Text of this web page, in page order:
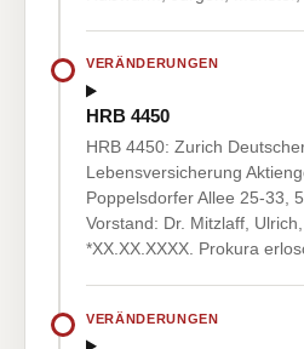
VERÄNDERUNGEN
HRB 4450
HRB 4450: Zurich
Lebensversicherung
Poppelsdorfer Allee 25-33,
Vorstand: Dr. Mitzlaff,
*XX.XX.XXXX. Prokura
VERÄNDERUNGEN